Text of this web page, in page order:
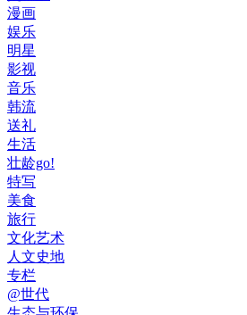
漫画
娱乐
明星
影视
音乐
韩流
送礼
生活
壮龄go!
特写
美食
旅行
文化艺术
人文史地
专栏
@世代